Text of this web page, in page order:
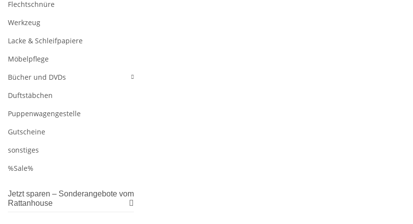
Flechtschnüre
Werkzeug
Lacke & Schleifpapiere
Möbelpflege
Bücher und DVDs
Duftstäbchen
Puppenwagengestelle
Gutscheine
sonstiges
%Sale%
Jetzt sparen – Sonderangebote vom
Rattanhouse